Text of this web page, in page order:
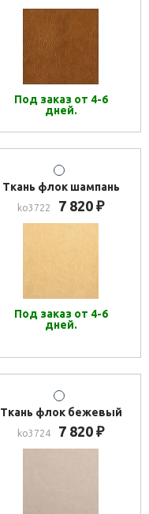
Под заказ от 4-6
дней.
Ткань флок шампань
ko3722 7 820 ₽
Под заказ от 4-6
дней.
Ткань флок бежевый
ko3724 7 820 ₽